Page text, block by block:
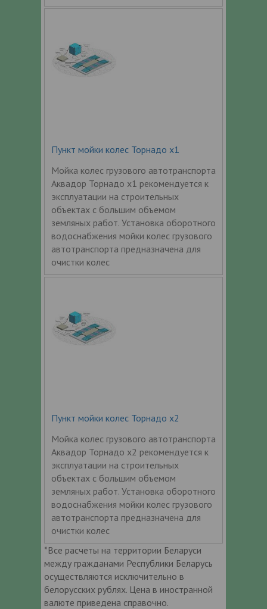
Пункт мойки колес Торнадо x1
Мойка колес грузового автотранспорта
Аквадор Торнадо x1 рекомендуется к
эксплуатации на строительных
объектах с большим объемом
земляных работ. Установка оборотного
водоснабжения мойки колес грузового
автотранспорта предназначена для
очистки колес
Пункт мойки колес Торнадо x2
Мойка колес грузового автотранспорта
Аквадор Торнадо x2 рекомендуется к
эксплуатации на строительных
объектах с большим объемом
земляных работ. Установка оборотного
водоснабжения мойки колес грузового
автотранспорта предназначена для
очистки колес
*Все расчеты на территории Беларуси
между гражданами Республики Беларусь
осуществляются исключительно в
белорусских рублях. Цена в иностранной
валюте приведена справочно.